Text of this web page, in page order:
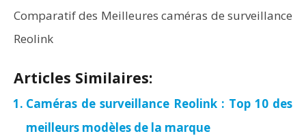
Comparatif des Meilleures caméras de surveillance
Reolink
Articles Similaires:
Caméras de surveillance Reolink : Top 10 des
meilleurs modèles de la marque